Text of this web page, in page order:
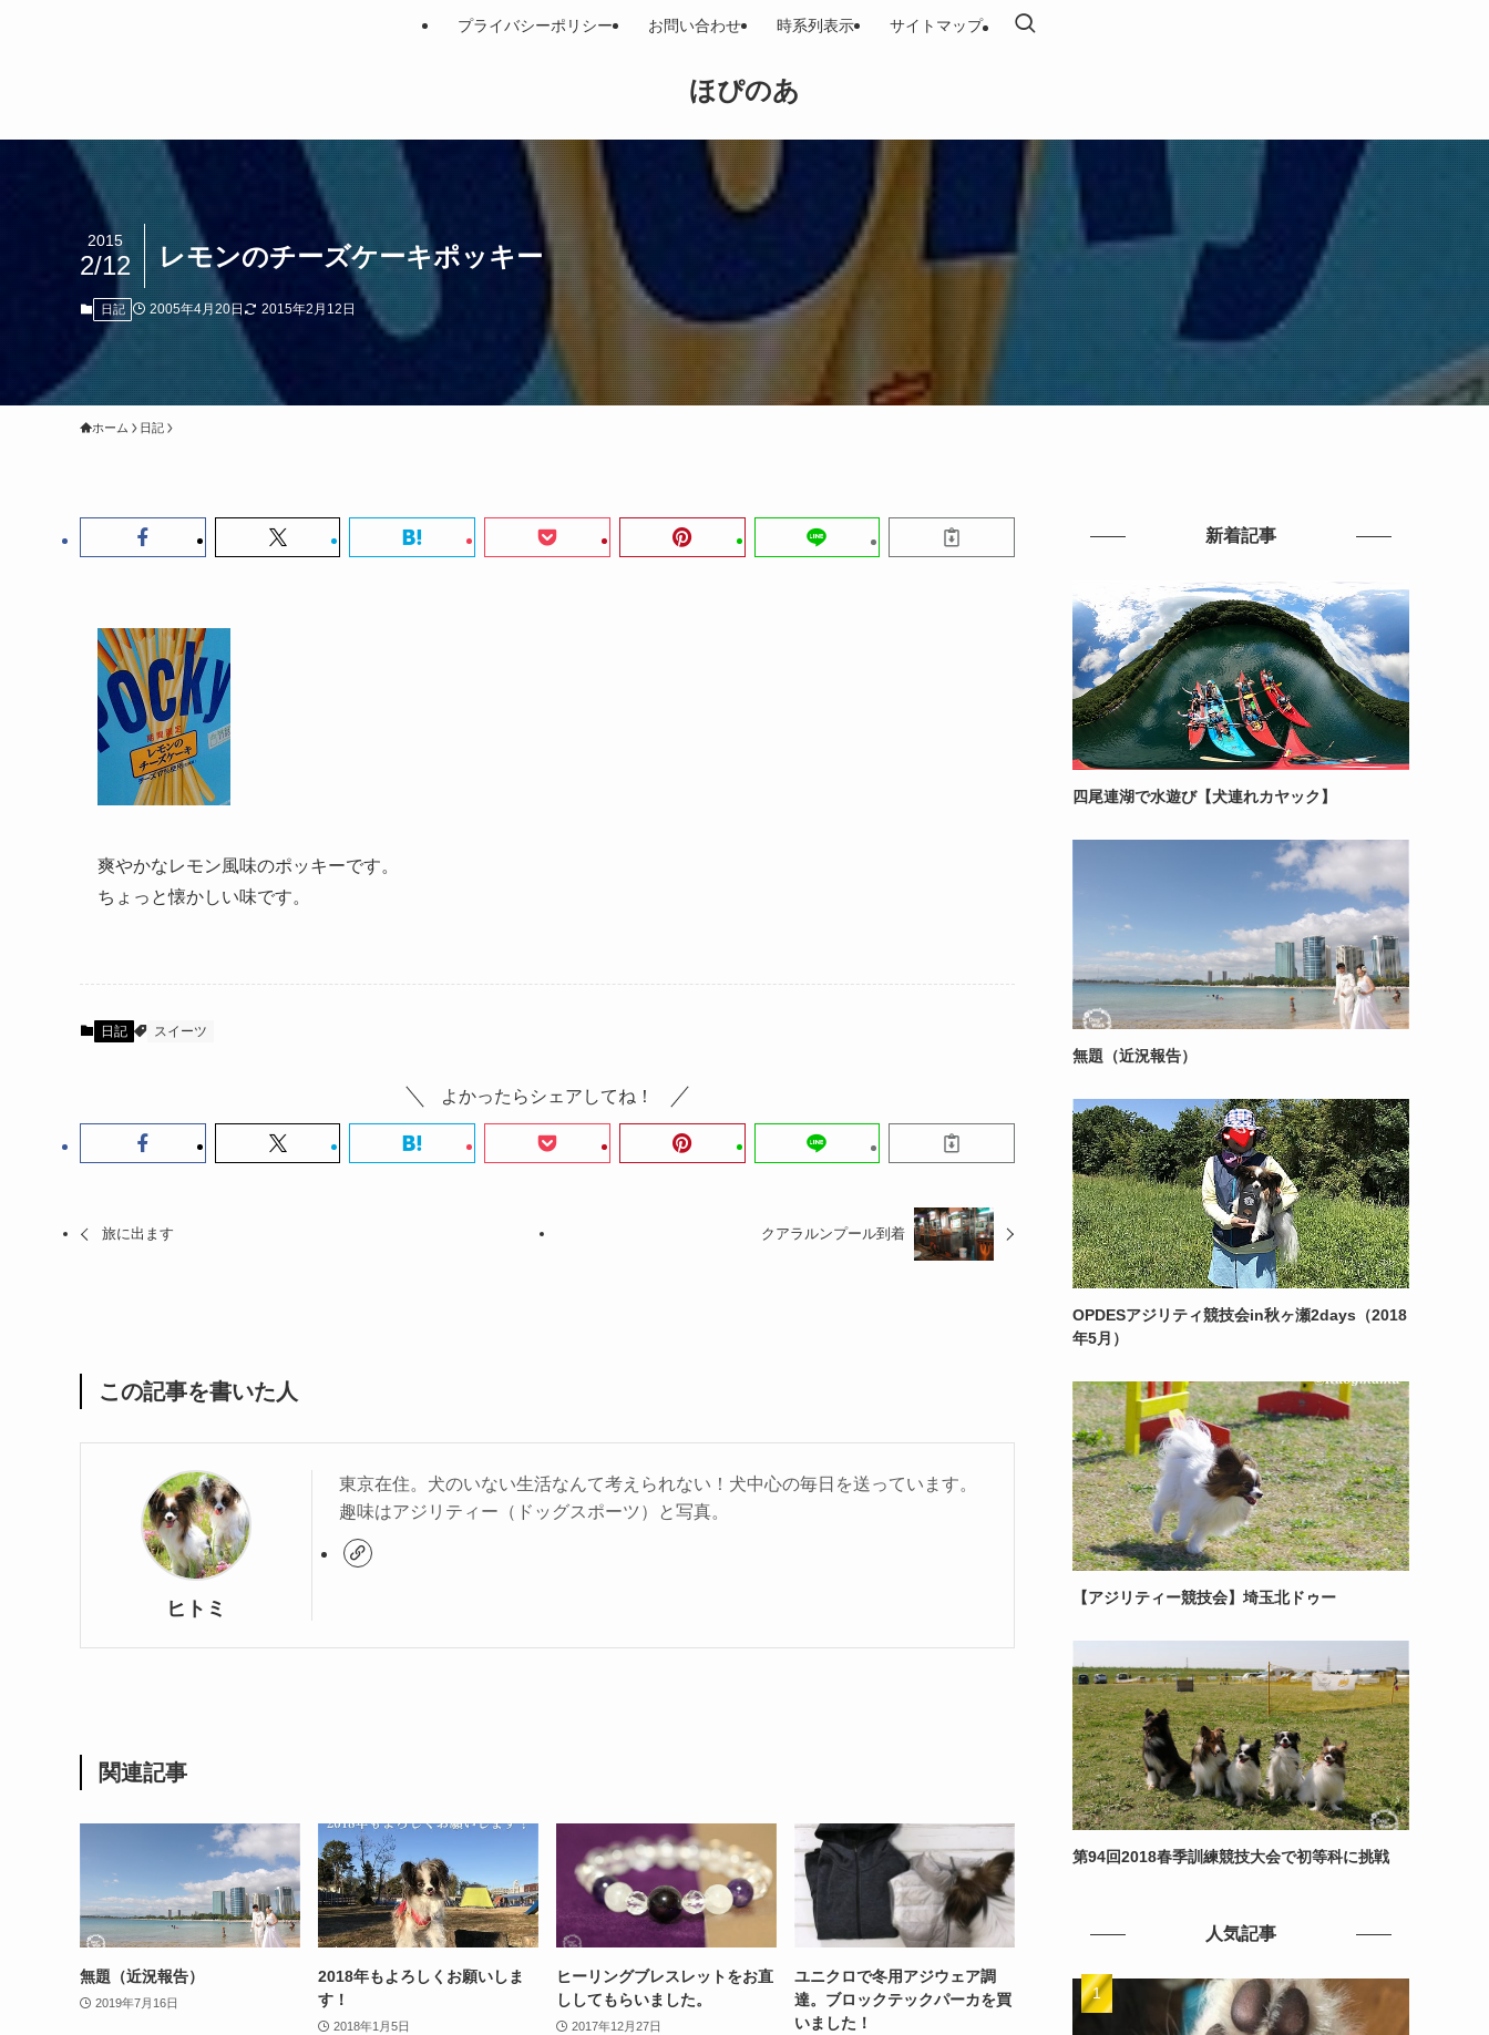
ほぴのあ
プライバシーポリシー お問い合わせ 時系列表示 サイトマップ
レモンのチーズケーキポッキー
2015
2/12
日記 2005年4月20日 2015年2月12日
ホーム 日記
爽やかなレモン風味のポッキーです。
ちょっと懐かしい味です。
日記 スイーツ
よかったらシェアしてね！
旅に出ます クアラルンプール到着
この記事を書いた人
ヒトミ
東京在住。犬のいない生活なんて考えられない！犬中心の毎日を送っています。
趣味はアジリティー（ドッグスポーツ）と写真。
関連記事
無題（近況報告）
2019年7月16日
2018年もよろしくお願いしま
す！
2018年1月5日
ヒーリングブレスレットをお直
ししてもらいました。
2017年12月27日
ユニクロで冬用アジウェア調
達。ブロックテックパーカを買
いました！
新着記事
四尾連湖で水遊び【犬連れカヤック】
無題（近況報告）
OPDESアジリティ競技会in秋ヶ瀬2days（2018
年5月）
【アジリティー競技会】埼玉北ドゥー
第94回2018春季訓練競技大会で初等科に挑戦
人気記事